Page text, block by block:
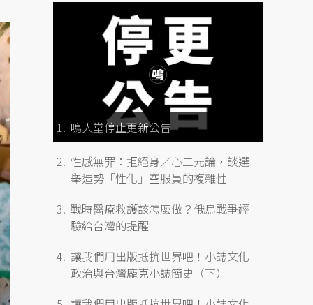
鳴人堂停止更新公告
性感無罪：拒絕身／心二元論，談選
舉造勢「性化」空服員的複雜性
戰時醫療救護該怎麼做？俄烏戰爭經
驗給台灣的提醒
讓我們用出版抵抗世界吧！小誌文化
政治與台灣龐克小誌簡史（下）